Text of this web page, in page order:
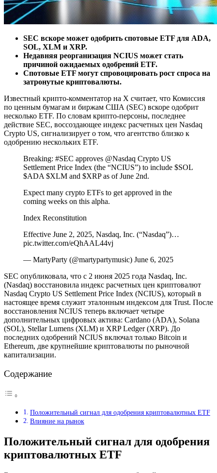
SEC вскоре может одобрить спотовые ETF для ADA,
SOL, XLM и XRP.
Недавняя реорганизация NCIUS может стать
причиной ожидаемых одобрений ETF.
Спотовые ETF могут спровоцировать рост спроса на
затронутые криптовалюты.
Известный крипто-комментатор на X считает, что Комиссия
по ценным бумагам и биржам США (SEC) вскоре одобрит
несколько ETF. По словам крипто-персоны, последнее
действие SEC, воссоздающее индекс расчетных цен Nasdaq
Crypto US, сигнализирует о том, что агентство близко к
одобрению нескольких ETF.
Breaking: #SEC approves @Nasdaq Crypto US
Settlement Price Index (the “NCIUS”) to include $SOL
$ADA $XLM and $XRP as of June 2nd.
Expect many crypto ETFs to get approved in the
coming weeks on this alpha.
Index Reconstitution
Effective June 2, 2025, Nasdaq, Inc. (“Nasdaq”)…
pic.twitter.com/eQhAAL44vj
— MartyParty (@martypartymusic) June 6, 2025
SEC опубликовала, что с 2 июня 2025 года Nasdaq, Inc.
(Nasdaq) восстановила индекс расчетных цен криптовалют
Nasdaq Crypto US Settlement Price Index (NCIUS), который в
настоящее время служит эталонным индексом для Trust. После
восстановления NCIUS теперь включает четыре
дополнительных цифровых актива: Cardano (ADA), Solana
(SOL), Stellar Lumens (XLM) и XRP Ledger (XRP). До
последних одобрений NCIUS включал только Bitcoin и
Ethereum, две крупнейшие криптовалюты по рыночной
капитализации.
Содержание
Положительный сигнал для одобрения криптовалютных ETF
Влияние на рынок
Положительный сигнал для одобрения
криптовалютных ETF